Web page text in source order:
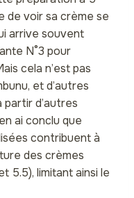
de voir sa crème se
arrive souvent
N°3 pour
cela n’est pas
et d’autres
d’autres
ai conclu que
contribuent à
des crèmes
5.5), limitant ainsi le